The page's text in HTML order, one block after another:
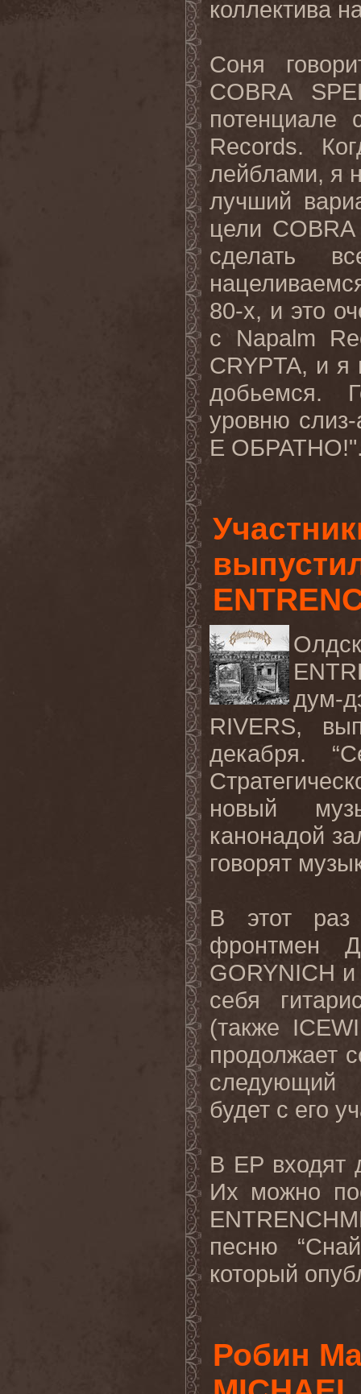
коллектива
Соня
COBRA
потенциале
Records.
лейблами, я
лучший
цели COBRA
сделать
80-х, и это
с Napalm
CRYPTA, и я
добьемся.
уровню
Е ОБРАТНО!"
дум-
RIVERS,
декабря.
новый
канонадой
говорят
В этот раз
фронтмен
GORYNICH
себя
(также
продолжает
следующий
будет с его
В EP входят
Их можно
песню
который
Робин